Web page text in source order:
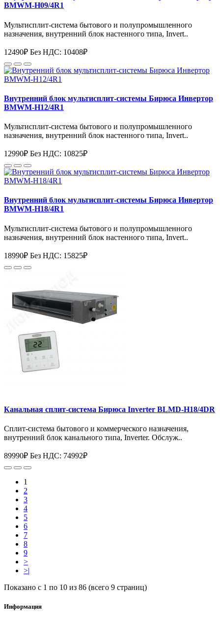
BMWM-H09/4R1
Мультисплит-система бытового и полупромышленного
назначения, внутренний блок настенного типа, Invert..
12490₽ Без НДС: 10408₽
Внутренний блок мультисплит-системы Бирюса Инвертор
BMWM-H12/4R1
Мультисплит-система бытового и полупромышленного
назначения, внутренний блок настенного типа, Invert..
12990₽ Без НДС: 10825₽
Внутренний блок мультисплит-системы Бирюса Инвертор
BMWM-H18/4R1
Мультисплит-система бытового и полупромышленного
назначения, внутренний блок настенного типа, Invert..
18990₽ Без НДС: 15825₽
Канальная сплит-система Бирюса Inverter BLMD-H18/4DR
Сплит-система бытового и коммерческого назначения,
внутренний блок канального типа, Inverter. Обслуж..
89990₽ Без НДС: 74992₽
1
2
3
4
5
6
7
8
9
>
>|
Показано с 1 по 10 из 86 (всего 9 страниц)
Информация